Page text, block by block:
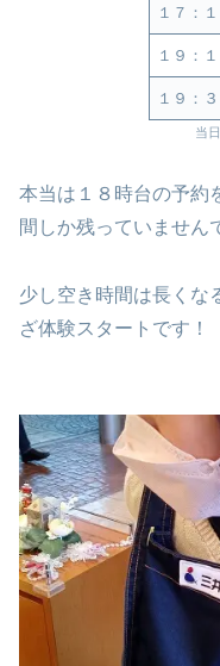
１７：１
１９：１
１９：３
当
本当は１８時台の予約
間しか残っていません
少し空き時間は長くな
ざ体験スタートです！